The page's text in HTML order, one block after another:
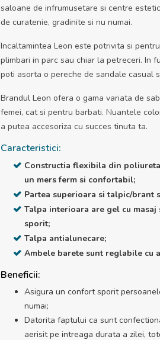
saloane de infrumusetare si centre
de curatenie, gradinite si nu numai.
Incaltamintea Leon este potrivita si
plimbari in parc sau chiar la petreceri. In
poti asorta o pereche de sandale casual
Brandul Leon ofera o gama variata de
femei, cat si pentru barbati. Nuantele
a putea accesoriza cu succes tinuta ta.
Caracteristici:
Constructia flexibila din
un mers ferm si confortabil;
Partea superioara si talpic/brant
Talpa interioara are gel cu
sporit;
Talpa antialunecare;
Ambele barete sunt reglabile cu
Beneficii:
Asigura un confort sporit
numai;
Datorita faptului ca sunt
aerisit pe intreaga durata a zilei,